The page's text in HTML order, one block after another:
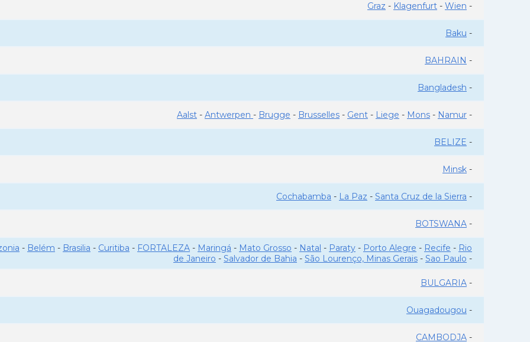
Graz - Klagenfurt - Wien -
Baku -
BAHRAIN -
Bangladesh -
Aalst - Antwerpen - Brugge - Brusselles - Gent - Liege - Mons - Namur -
BELIZE -
Minsk -
Cochabamba - La Paz - Santa Cruz de la Sierra -
BOTSWANA -
- Belém - Brasilia - Curitiba - FORTALEZA - Maringá - Mato Grosso - Natal - Paraty - Porto Alegre - Recife - Rio
de Janeiro - Salvador de Bahia - São Lourenço, Minas Gerais - Sao Paulo -
BULGARIA -
Ouagadougou -
CAMBODJA -